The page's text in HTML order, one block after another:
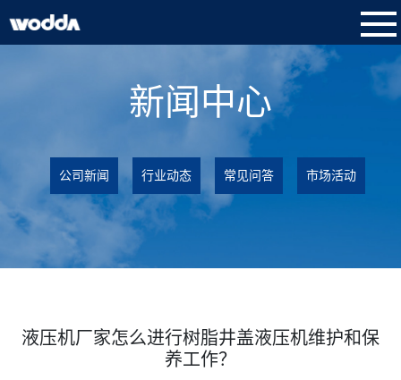
新闻中心
公司新闻 行业动态 常见问答 市场活动
液压机厂家怎么进行树脂井盖液压机维护和保
养工作？